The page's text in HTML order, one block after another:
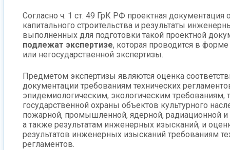
Согласно ч. 1 ст. 49 ГрК РФ проектная документация
капитального строительства и результаты
выполненных для подготовки такой проектной
подлежат экспертизе, которая проводится в
или негосударственной экспертизы.
Предметом экспертизы являются оценка
документации требованиям технических
эпидемиологическим, экологическим требованиям,
государственной охраны объектов культурного
пожарной, промышленной, ядерной, радиационной и
а также результатам инженерных изысканий, и
результатов инженерных изысканий требованиям
регламентов.